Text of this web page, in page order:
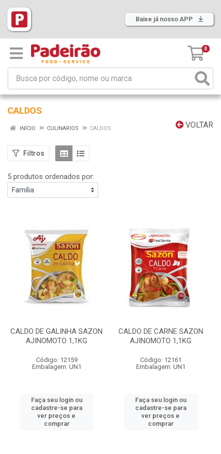
Baixe já nosso APP
0
CALDOS
VOLTAR
INÍCIO CULINARIOS CALDOS
Filtros
5 produtos ordenados por:
CALDO DE GALINHA SAZON
AJINOMOTO 1,1KG
Código: 12159
Embalagem: UN1
Faça seu login ou
cadastre-se para
ver preços e
comprar
CALDO DE CARNE SAZON
AJINOMOTO 1,1KG
Código: 12161
Embalagem: UN1
Faça seu login ou
cadastre-se para
ver preços e
comprar